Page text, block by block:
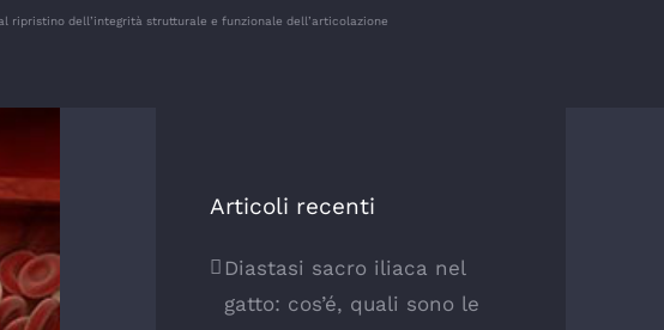
ripristino dell’integrità strutturale e funzionale dell’articolazione
Articoli recenti
Diastasi sacro iliaca nel
gatto: cos’é, quali sono le